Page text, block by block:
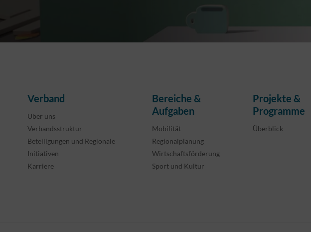
Verband
Über uns
Verbandsstruktur
Beteiligungen und Regionale
Initiativen
Karriere
Bereiche &
Aufgaben
Mobilität
Regionalplanung
Wirtschaftsförderung
Sport und Kultur
Projekte &
Programme
Überblick